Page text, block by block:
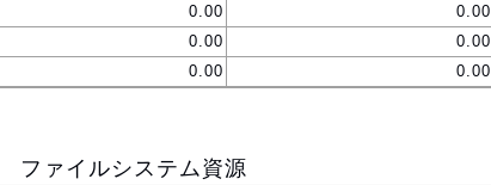
0.00
0.00
0.00
0.00
0.00
0.00
ファイルシステム資源